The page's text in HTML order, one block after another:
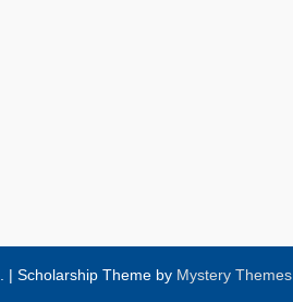
| Scholarship Theme by Mystery Themes